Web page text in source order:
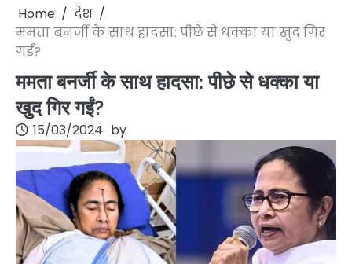
Home
देश
ममता बनर्जी के साथ हादसा: पीछे से धक्का या खुद गिर
गईं?
ममता बनर्जी के साथ हादसा: पीछे से धक्का या
खुद गिर गईं?
15/03/2024 by